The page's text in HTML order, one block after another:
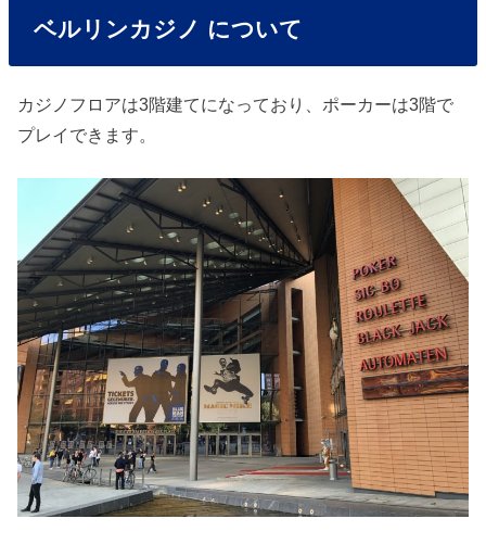
ベルリンカジノ について
カジノフロアは3階建てになっており、ポーカーは3階で
プレイできます。